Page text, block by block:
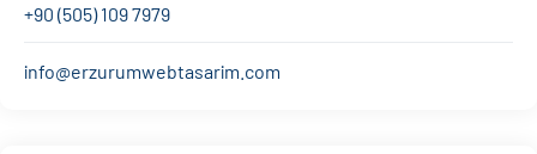
+90 (505) 109 7979
info@erzurumwebtasarim.com